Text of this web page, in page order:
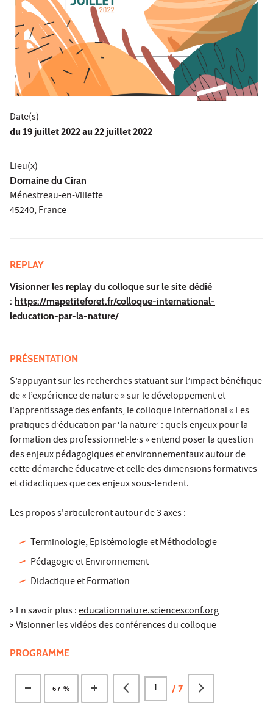
Date(s)
du 19 juillet 2022au 22 juillet 2022
Lieu(x)
Domaine du Ciran
Ménestreau-en-Villette
45240, France
REPLAY
Visionner les replay du colloque sur le site dédié
: https://mapetiteforet.fr/colloque-international-
leducation-par-la-nature/
PRÉSENTATION
S’appuyant sur les recherches statuant sur l’impact bénéfique
de « l’expérience de nature » sur le développement et
l'apprentissage des enfants, le colloque international « Les
pratiques d’éducation par ‘la nature’ : quels enjeux pour la
formation des professionnel·le·s » entend poser la question
des enjeux pédagogiques et environnementaux autour de
cette démarche éducative et celle des dimensions formatives
et didactiques que ces enjeux sous-tendent.
Les propos s'articuleront autour de 3 axes :
Terminologie, Epistémologie et Méthodologie
Pédagogie et Environnement
Didactique et Formation
> En savoir plus :educationnature.sciencesconf.org
> Visionner les vidéos des conférences du colloque
PROGRAMME
67 % /7